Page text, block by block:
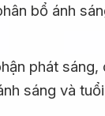
bổ ánh
phát sáng,
sáng và